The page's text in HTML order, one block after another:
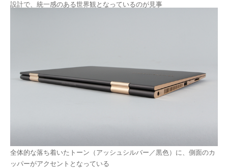
設計で、統一感のある世界観となっているのが見事
全体的な落ち着いたトーン（アッシュシルバー／黒色）に、側面のカ
ッパーがアクセントとなっている